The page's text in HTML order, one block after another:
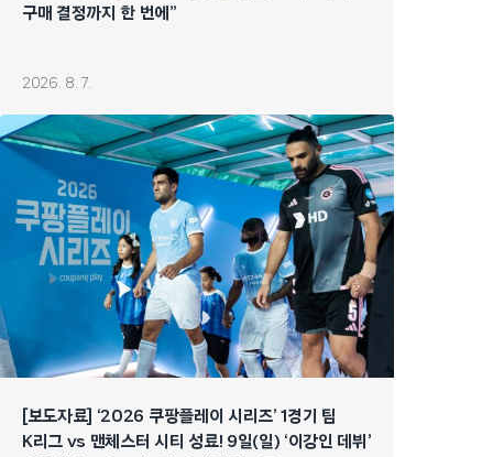
구매 결정까지 한 번에”
2026. 8. 7.
[보도자료] ‘2026 쿠팡플레이 시리즈’ 1경기 팀
K리그 vs 맨체스터 시티 성료! 9일(일) ‘이강인 데뷔’